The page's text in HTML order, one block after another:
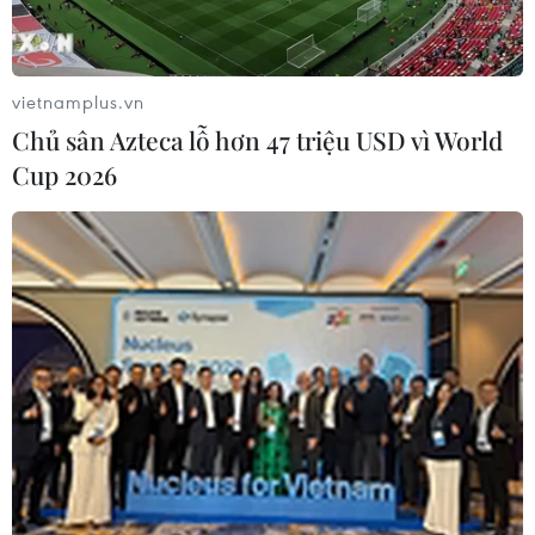
(TTXVN/Vietnam+)
#đại ngàn Trường Sơn #Hồ Rà Hách
#Suối Ruông
vietnamplus.vn
Chủ sân Azteca lỗ hơn 47 triệu USD vì World
Cup 2026